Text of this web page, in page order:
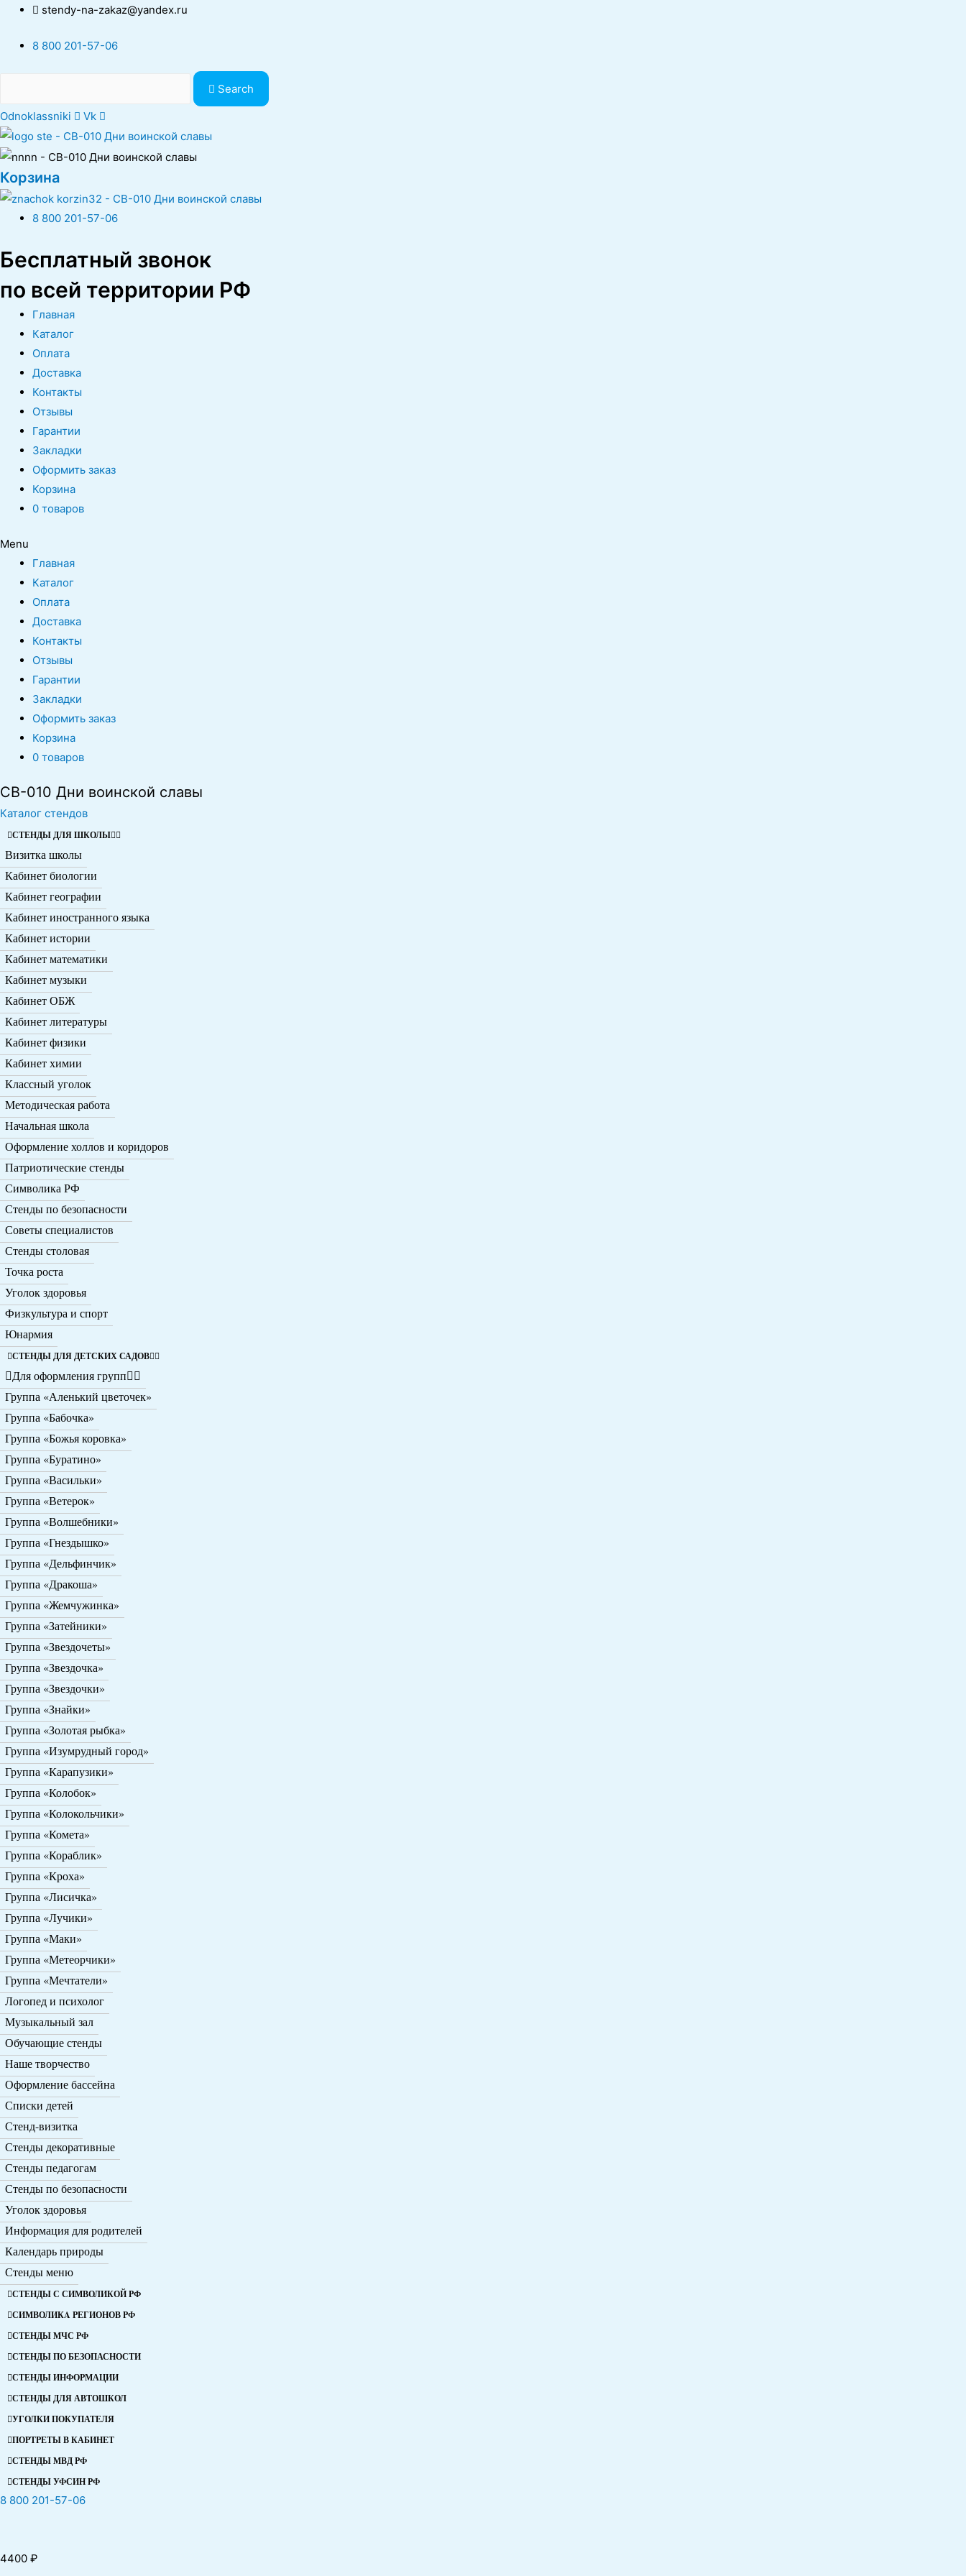
stendy-na-zakaz@yandex.ru
8 800 201-57-06
Search
Odnoklassniki
Vk
Корзина
8 800 201-57-06
Бесплатный звонок
по всей территории РФ
Главная
Каталог
Оплата
Доставка
Контакты
Отзывы
Гарантии
Закладки
Оформить заказ
Корзина
0 товаров
Menu
Главная
Каталог
Оплата
Доставка
Контакты
Отзывы
Гарантии
Закладки
Оформить заказ
Корзина
0 товаров
CB-010 Дни воинской славы
Каталог стендов
СТЕНДЫ ДЛЯ ШКОЛЫ
Визитка школы
Кабинет биологии
Кабинет географии
Кабинет иностранного языка
Кабинет истории
Кабинет математики
Кабинет музыки
Кабинет ОБЖ
Кабинет литературы
Кабинет физики
Кабинет химии
Классный уголок
Методическая работа
Начальная школа
Оформление холлов и коридоров
Патриотические стенды
Символика РФ
Стенды по безопасности
Советы специалистов
Стенды столовая
Точка роста
Уголок здоровья
Физкультура и спорт
Юнармия
СТЕНДЫ ДЛЯ ДЕТСКИХ САДОВ
Для оформления групп
Группа «Аленький цветочек»
Группа «Бабочка»
Группа «Божья коровка»
Группа «Буратино»
Группа «Васильки»
Группа «Ветерок»
Группа «Волшебники»
Группа «Гнездышко»
Группа «Дельфинчик»
Группа «Дракоша»
Группа «Жемчужинка»
Группа «Затейники»
Группа «Звездочеты»
Группа «Звездочка»
Группа «Звездочки»
Группа «Знайки»
Группа «Золотая рыбка»
Группа «Изумрудный город»
Группа «Карапузики»
Группа «Колобок»
Группа «Колокольчики»
Группа «Комета»
Группа «Кораблик»
Группа «Кроха»
Группа «Лисичка»
Группа «Лучики»
Группа «Маки»
Группа «Метеорчики»
Группа «Мечтатели»
Логопед и психолог
Музыкальный зал
Обучающие стенды
Наше творчество
Оформление бассейна
Списки детей
Стенд-визитка
Стенды декоративные
Стенды педагогам
Стенды по безопасности
Уголок здоровья
Информация для родителей
Календарь природы
Стенды меню
СТЕНДЫ С СИМВОЛИКОЙ РФ
СИМВОЛИКA РЕГИОНОВ РФ
СТЕНДЫ МЧС РФ
СТЕНДЫ ПО БЕЗОПАСНОСТИ
СТЕНДЫ ИНФОРМАЦИИ
СТЕНДЫ ДЛЯ АВТОШКОЛ
УГОЛКИ ПОКУПАТЕЛЯ
ПОРТРЕТЫ В КАБИНЕТ
СТЕНДЫ МВД РФ
СТЕНДЫ УФСИН РФ
8 800 201-57-06
4400 ₽